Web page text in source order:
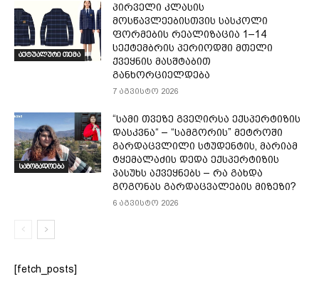
აქტუალური თემა
პირველი კლასის
მოსწავლეებისთვის სასკოლი
ფორმების რეალიზაცია 1–14
სექტემბრის პერიოდში მთელი
ქვეყნის მასშტაბით
განხორციელდება
7 აგვისტო 2026
საზოგადოება
“სამი თვე­ზე გვე­ღირ­სა ექ­სპერ­ტი­ზის
დას­კვნა“ – “სამგორის” მეტროში
გარდაცვლილი სტუდენტის, მარიამ
ტყემალაძის დედა ექსპერტიზის
პასუხს აქვეყნებს – რა გახდა
გოგონას გარდაცვალების მიზეზი?
6 აგვისტო 2026
[fetch_posts]